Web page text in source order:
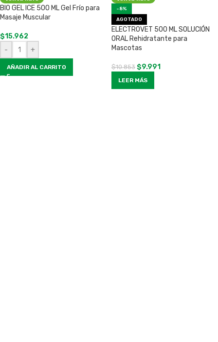
BIO GEL ICE 500 ML Gel Frío para
Masaje Muscular
$15.962
-
+
AÑADIR AL CARRITO
-8%
AGOTADO
ELECTROVET 500 ML SOLUCIÓN
ORAL Rehidratante para
Mascotas
$10.853 $9.991
LEER MÁS